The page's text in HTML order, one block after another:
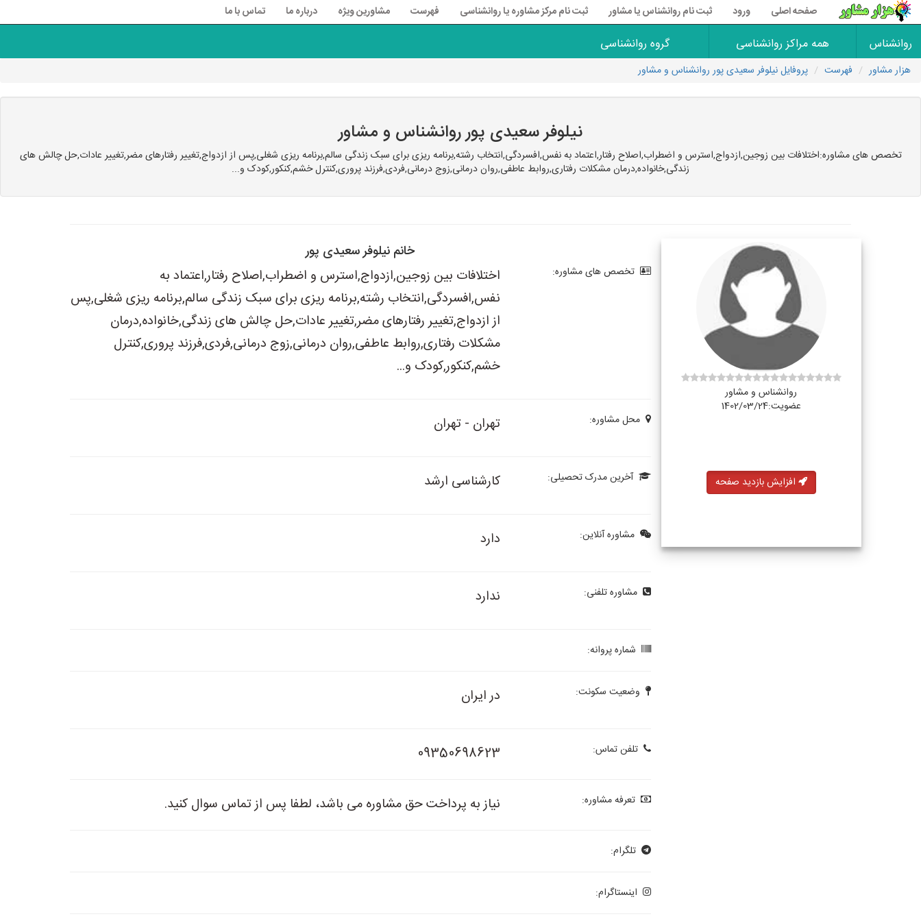
صفحه اصلی ورود ثبت نام روانشناس یا مشاور ثبت نام مرکز مشاوره یا روانشناسی فهرست مشاورین ویژه درباره ما تماس با ما
روانشناس همه مراکز روانشناسی گروه روانشناسی
هزار مشاور فهرست پروفایل نیلوفر سعیدی پور روانشناس و مشاور
نیلوفر سعیدی پور روانشناس و مشاور
تخصص های مشاوره:اختلافات بین زوجین,ازدواج,استرس و اضطراب,اصلاح رفتار,اعتماد به نفس,افسردگی,انتخاب رشته,برنامه ریزی برای سبک زندگی سالم,برنامه ریزی شغلی,پس از ازدواج,تغییر رفتارهای مضر,تغییر عادات,حل چالش های
زندگی,خانواده,درمان مشکلات رفتاری,روابط عاطفی,روان درمانی,زوج درمانی,فردی,فرزند پروری,کنترل خشم,کنکور,کودک و...
روانشناس و مشاور
عضویت:1402/03/24
افزایش بازدید صفحه
خانم نیلوفر سعیدی پور
تخصص های مشاوره:
اختلافات بین زوجین,ازدواج,استرس و اضطراب,اصلاح رفتار,اعتماد به
نفس,افسردگی,انتخاب رشته,برنامه ریزی برای سبک زندگی سالم,برنامه ریزی شغلی,پس
از ازدواج,تغییر رفتارهای مضر,تغییر عادات,حل چالش های زندگی,خانواده,درمان
مشکلات رفتاری,روابط عاطفی,روان درمانی,زوج درمانی,فردی,فرزند پروری,کنترل
خشم,کنکور,کودک و...
محل مشاوره: تهران - تهران
آخرین مدرک تحصیلی: کارشناسی ارشد
مشاوره آنلاین: دارد
مشاوره تلفنی: ندارد
شماره پروانه:
وضعیت سکونت: در ایران
تلفن تماس: 09350698623
تعرفه مشاوره: نیاز به پرداخت حق مشاوره می باشد، لطفا پس از تماس سوال کنید.
تلگرام:
اینستاگرام: